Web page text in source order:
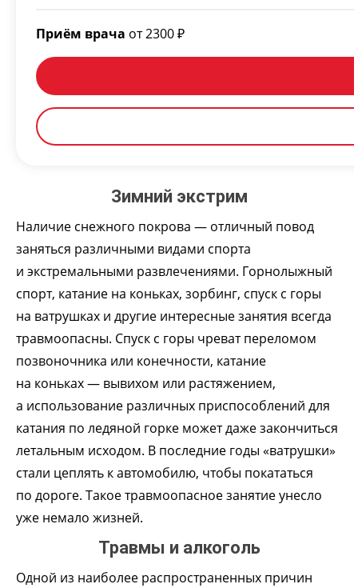
Приём врача от 2300 ₽
Зимний экстрим
Наличие снежного покрова — отличный повод
заняться различными видами спорта
и экстремальными развлечениями. Горнолыжный
спорт, катание на коньках, зорбинг, спуск с горы
на ватрушках и другие интересные занятия всегда
травмоопасны. Спуск с горы чреват переломом
позвоночника или конечности, катание
на коньках — вывихом или растяжением,
а использование различных приспособлений для
катания по ледяной горке может даже закончиться
летальным исходом. В последние годы «ватрушки»
стали цеплять к автомобилю, чтобы покататься
по дороге. Такое травмоопасное занятие унесло
уже немало жизней.
Травмы и алкоголь
Одной из наиболее распространенных причин